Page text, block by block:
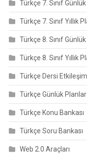
Türkçe 7. Sınıf
Türkçe 7. Sınıf Yıllık
Türkçe 8. Sınıf
Türkçe 8. Sınıf Yıllık
Türkçe Dersi
Türkçe Günlük Planlar
Türkçe Konu Bankası
Türkçe Soru Bankası
Web 2.0 Araçları